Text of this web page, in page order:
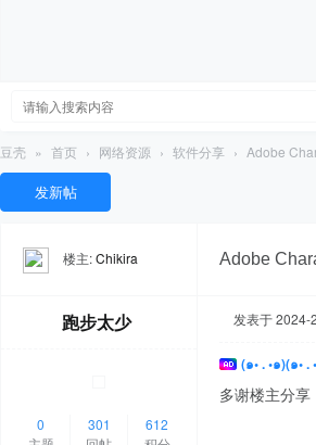
豆壳 » 首页 › 网络资源 › 软件分享 › Adobe
发新帖
楼主:Chikira Adobe
跑步太少
0
301
612
发表于 2024-
(๑• . •๑)(๑•
多谢楼主分享